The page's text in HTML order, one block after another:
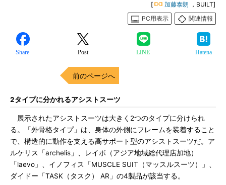
[ 加藤泰朗 ，BUILT]
PC用表示
関連情報
Share Post LINE Hatena
前のページへ
2タイプに分かれるアシストスーツ
展示されたアシストスーツは大きく2つのタイプに分けられ
る。「外骨格タイプ」は、身体の外側にフレームを装着すること
で、構造的に動作を支える高サポート型のアシストスーツだ。ア
ルケリス「archelis」、レイボ（アジア地域総代理店加地）
「laevo」、イノフィス「MUSCLE SUIT（マッスルスーツ）」、
ダイドー「TASK（タスク） AR」の4製品が該当する。